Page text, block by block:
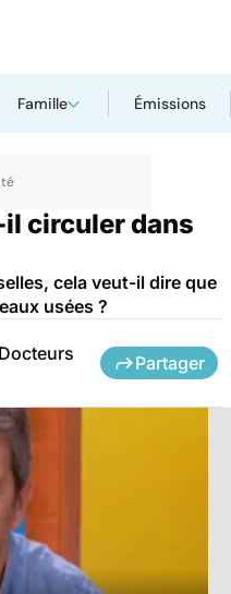
Famille Émissions
circuler dans
cela veut-il dire que
usées ?
Partager